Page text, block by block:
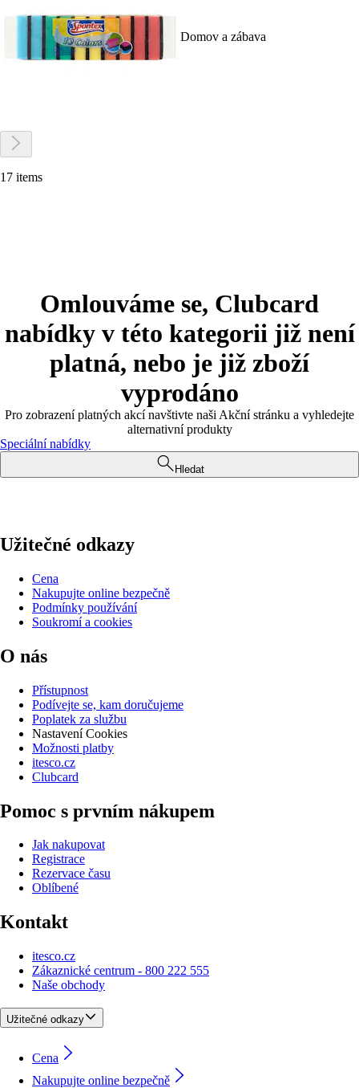
Domov a zábava
17 items
Omlouváme se, Clubcard
nabídky v této kategorii již není
platná, nebo je již zboží
vyprodáno
Pro zobrazení platných akcí navštivte naši Akční stránku a vyhledejte
alternativní produkty
Speciální nabídky
Hledat
Užitečné odkazy
Cena
Nakupujte online bezpečně
Podmínky používání
Soukromí a cookies
O nás
Přístupnost
Podívejte se, kam doručujeme
Poplatek za službu
Nastavení Cookies
Možnosti platby
itesco.cz
Clubcard
Pomoc s prvním nákupem
Jak nakupovat
Registrace
Rezervace času
Oblíbené
Kontakt
itesco.cz
Zákaznické centrum - 800 222 555
Naše obchody
Užitečné odkazy
Cena
Nakupujte online bezpečně